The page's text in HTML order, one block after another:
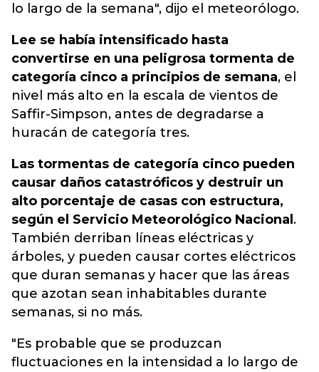
lo largo de la semana", dijo el meteorólogo.
Lee se había intensificado hasta
convertirse en una peligrosa tormenta de
categoría cinco a principios de semana, el
nivel más alto en la escala de vientos de
Saffir-Simpson, antes de degradarse a
huracán de categoría tres.
Las tormentas de categoría cinco pueden
causar daños catastróficos y destruir un
alto porcentaje de casas con estructura,
según el Servicio Meteorológico Nacional .
También derriban líneas eléctricas y
árboles, y pueden causar cortes eléctricos
que duran semanas y hacer que las áreas
que azotan sean inhabitables durante
semanas, si no más.
"Es probable que se produzcan
fluctuaciones en la intensidad a lo largo de